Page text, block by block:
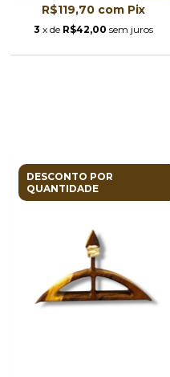
R$119,70 com Pix
3 x de R$42,00 sem juros
DESCONTO POR
QUANTIDADE